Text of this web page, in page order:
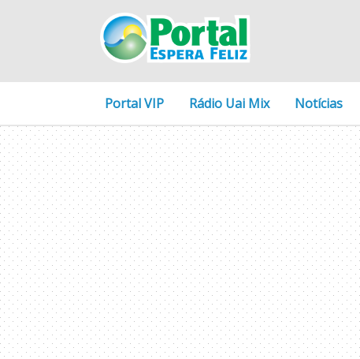
Portal VIP Rádio Uai Mix Notícias